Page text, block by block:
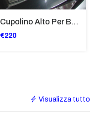
Cupolino Alto Per Bmw R 1200 St 2004 - 2007 TRASPARENTE - Sc950-T
€220
Visualizza tutto